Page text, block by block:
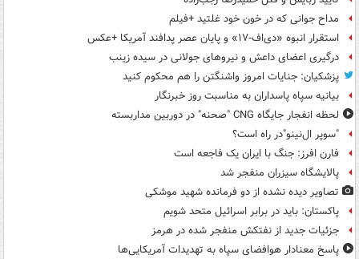
مداح جوانی که در خون خود غلتید +فیلم
استقرار انبوه «دی‌اف‑۱۷» و پایان عصر پدافند آمریکا +عکس
درگیری اعضای داعش و نیروهای جولانی در سیده زینب
پزشکیان: جنایات امروز واشنگتن را هم محکوم کنید
بیانیه سپاه پاسداران به مناسبت روز خبرنگار
لحظه انفجار جایگاه CNG "صحنه" در دوربین مداربسته
"سوپر ال‌نینو"در راه است؟
فارن افرز: جنگ با ایران یک فاجعه است
پالایشگاه سیزران منفجر شد
تصاویر دیده‌ نشده از دو فرمانده شهید موشکی
پاکستان: باید در برابر اسرائیل متحد شویم
جزئیات جدید از نفتکش منفجر شده در هرمز
پاسخ معنادار هوافضای سپاه به تهدیدات آمریکایی‌ها